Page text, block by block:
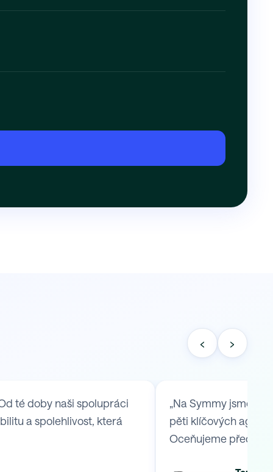
‹ ›
té doby naši spolupráci
a spolehlivost, která
„Na Symmy jsme
pěti klíčových
Oceňujeme